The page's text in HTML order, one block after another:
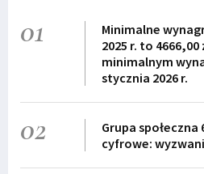
01
Minimalne
2025 r. to
minimalnym
stycznia 2026 r.
02
Grupa
cyfrowe: